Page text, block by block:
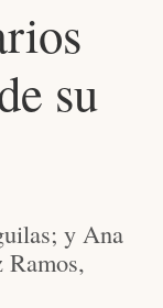
su
y Ana
Ramos,